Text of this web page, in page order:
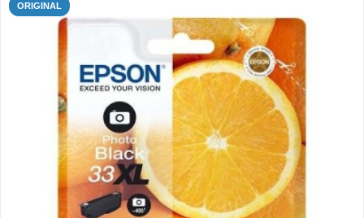
ORIGINAL